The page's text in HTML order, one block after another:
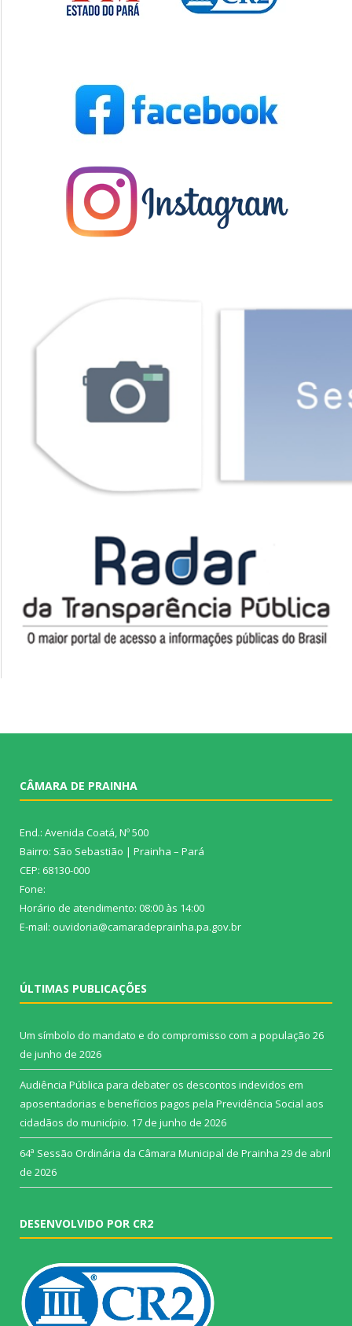
CÂMARA DE PRAINHA
End.: Avenida Coatá, Nº 500
Bairro: São Sebastião | Prainha – Pará
CEP: 68130-000
Fone:
Horário de atendimento: 08:00 às 14:00
E-mail: ouvidoria@camaradeprainha.pa.gov.br
ÚLTIMAS PUBLICAÇÕES
Um símbolo do mandato e do compromisso com a população 26
de junho de 2026
Audiência Pública para debater os descontos indevidos em
aposentadorias e benefícios pagos pela Previdência Social aos
cidadãos do município. 17 de junho de 2026
64ª Sessão Ordinária da Câmara Municipal de Prainha 29 de abril
de 2026
DESENVOLVIDO POR CR2